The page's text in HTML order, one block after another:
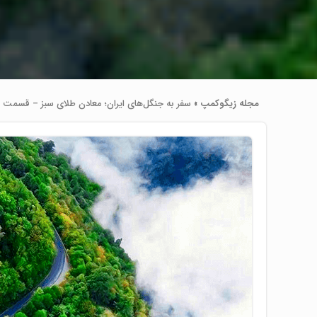
مجله زیگوکمپ » سفر به جنگل‌های ایران؛ معادن طلای سبز – قسمت